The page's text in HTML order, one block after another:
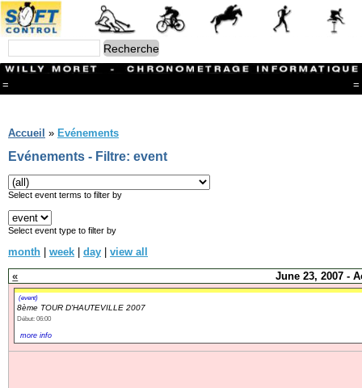
= =
Branches
CONTACT
Ski ALPIN
Triathlon
Ski Nordique
Courses à pieds
Athlétisme
Slalom In-Line
Caisse à savon
Coupe "Journal La Gruyère"
Hippisme
Marche
Archives
Accueil » Evénements
Evénements - Filtre: event
Select event terms to filter by
Select event type to filter by
month | week | day | view all
«
June 23, 2007 -
(event)
8ème TOUR D'HAUTEVILLE 2007
Début: 06:00
more info